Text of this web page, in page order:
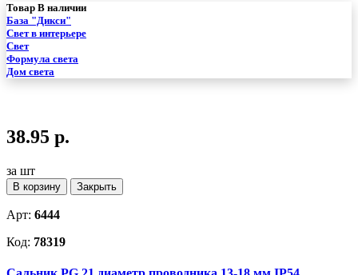
Товар В наличии
База "Дикси"
Свет в интерьере
Свет
Формула света
Дом света
38.95 р.
за шт
В корзину Закрыть
Арт: 6444
Код: 78319